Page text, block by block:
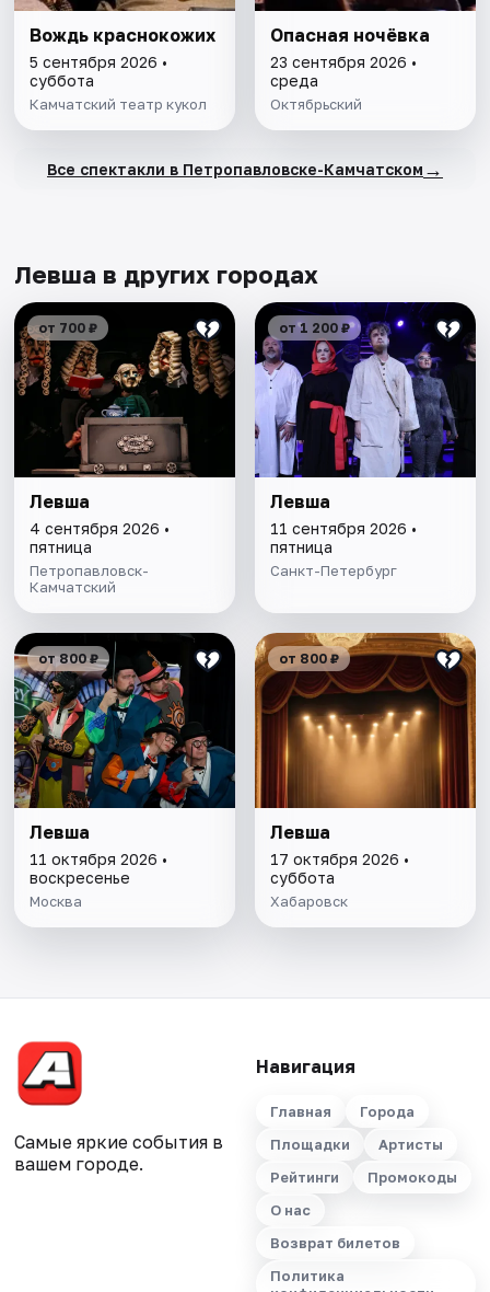
Вождь краснокожих
5 сентября 2026 •
суббота
Камчатский театр кукол
Опасная ночёвка
23 сентября 2026 •
среда
Октябрьский
Все спектакли в Петропавловске-Камчатском →
Левша в других городах
от 700 ₽
Левша
4 сентября 2026 •
пятница
Петропавловск-
Камчатский
от 1 200 ₽
Левша
11 сентября 2026 •
пятница
Санкт-Петербург
от 800 ₽
Левша
11 октября 2026 •
воскресенье
Москва
от 800 ₽
Левша
17 октября 2026 •
суббота
Хабаровск
Самые яркие события в
вашем городе.
Навигация
Главная
Города
Площадки
Артисты
Рейтинги
Промокоды
О нас
Возврат билетов
Политика